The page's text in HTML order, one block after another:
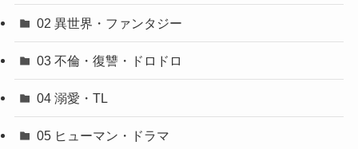
02 異世界・ファンタジー
03 不倫・復讐・ドロドロ
04 溺愛・TL
05 ヒューマン・ドラマ